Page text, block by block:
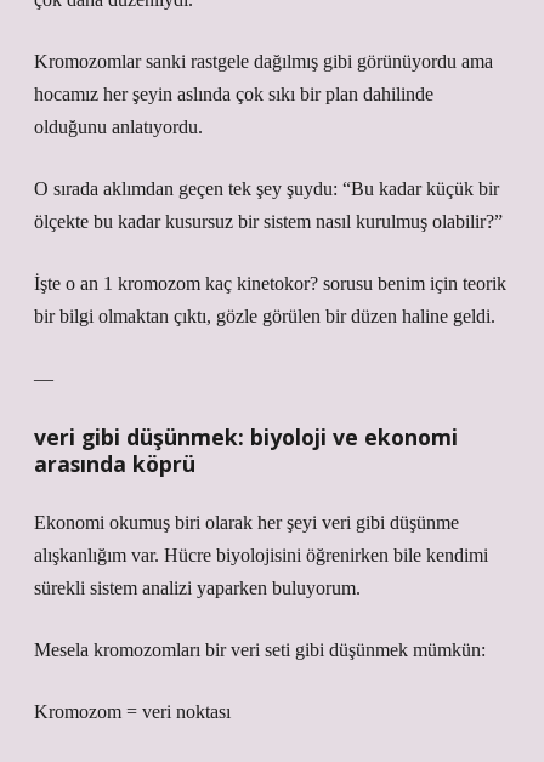
Kromozomlar sanki rastgele dağılmış gibi görünüyordu ama
hocamız her şeyin aslında çok sıkı bir plan dahilinde
olduğunu anlatıyordu.
O sırada aklımdan geçen tek şey şuydu: “Bu kadar küçük bir
ölçekte bu kadar kusursuz bir sistem nasıl kurulmuş olabilir?”
İşte o an 1 kromozom kaç kinetokor? sorusu benim için teorik
bir bilgi olmaktan çıktı, gözle görülen bir düzen haline geldi.
—
veri gibi düşünmek: biyoloji ve ekonomi
arasında köprü
Ekonomi okumuş biri olarak her şeyi veri gibi düşünme
alışkanlığım var. Hücre biyolojisini öğrenirken bile kendimi
sürekli sistem analizi yaparken buluyorum.
Mesela kromozomları bir veri seti gibi düşünmek mümkün:
Kromozom = veri noktası